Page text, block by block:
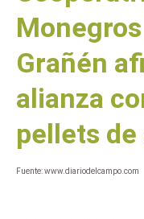
Grañén
alianza
pellets
Fuente: www.diariodelcampo.com